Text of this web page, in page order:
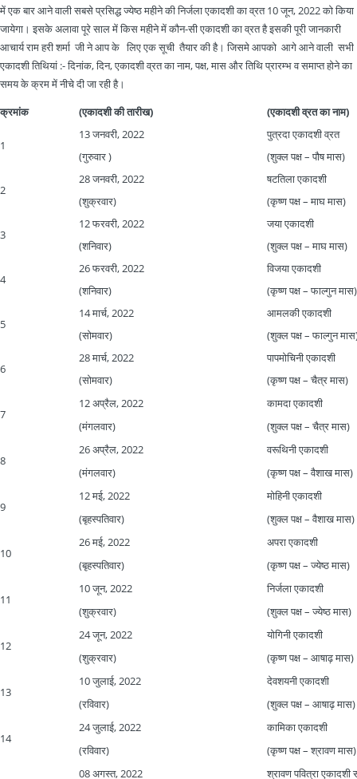
में एक बार आने वाली सबसे प्रसिद्ध ज्येष्ठ महीने की निर्जला एकादशी का व्रत 10 जून, 2022 को किया
जायेगा। इसके अलावा पूरे साल में किस महीने में कौन-सी एकादशी का व्रत है इसकी पूरी जानकारी
आचार्य राम हरी शर्मा जी ने आप के लिए एक सूची तैयार की है। जिसमे आपको आगे आने वाली सभी
एकादशी तिथियां :- दिनांक, दिन, एकादशी व्रत का नाम, पक्ष, मास और तिथि प्रारम्भ व समाप्त होने का
समय के क्रम में नीचे दी जा रही है।
क्रमांक
(एकादशी की तारीख) (एकादशी व्रत का नाम)
1
13 जनवरी, 2022
पुत्रदा एकादशी व्रत
(गुरुवार )
(शुक्ल पक्ष – पौष मास)
2
28 जनवरी, 2022
षटतिला एकादशी
(शुक्रवार)
(कृष्ण पक्ष – माघ मास)
3
12 फरवरी, 2022
जया एकादशी
(शनिवार)
(शुक्ल पक्ष – माघ मास)
4
26 फरवरी, 2022
विजया एकादशी
(शनिवार)
(कृष्ण पक्ष – फाल्गुन मास)
5
14 मार्च, 2022
आमलकी एकादशी
(सोमवार)
(शुक्ल पक्ष – फाल्गुन
6
28 मार्च, 2022
पापमोचिनी एकादशी
(सोमवार)
(कृष्ण पक्ष – चैत्र मास)
7
12 अप्रैल, 2022
कामदा एकादशी
(मंगलवार)
(शुक्ल पक्ष – चैत्र मास)
8
26 अप्रैल, 2022
वरूथिनी एकादशी
(मंगलवार)
(कृष्ण पक्ष – वैशाख मास)
9
12 मई, 2022
मोहिनी एकादशी
(बृहस्पतिवार)
(शुक्ल पक्ष – वैशाख मास)
10
26 मई, 2022
अपरा एकादशी
(बृहस्पतिवार)
(कृष्ण पक्ष – ज्येष्ठ मास)
11
10 जून, 2022
निर्जला एकादशी
(शुक्रवार)
(शुक्ल पक्ष – ज्येष्ठ मास)
12
24 जून, 2022
योगिनी एकादशी
(शुक्रवार)
(कृष्ण पक्ष – आषाढ़ मास)
13
10 जुलाई, 2022
देवशयनी एकादशी
(रविवार)
(शुक्ल पक्ष – आषाढ़ मास)
14
24 जुलाई, 2022
कामिका एकादशी
(रविवार)
(कृष्ण पक्ष – श्रावण मास)
08 अगस्त, 2022
श्रावण पवित्रा एकादशी